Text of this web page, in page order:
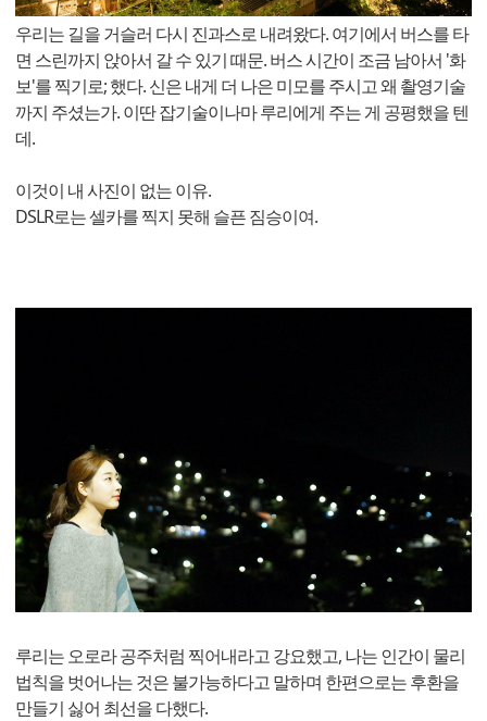
우리는 길을 거슬러 다시 진과스로 내려왔다. 여기에서 버스를 타
면 스린까지 앉아서 갈 수 있기 때문. 버스 시간이 조금 남아서 '화
보'를 찍기로; 했다. 신은 내게 더 나은 미모를 주시고 왜 촬영기술
까지 주셨는가. 이딴 잡기술이나마 루리에게 주는 게 공평했을 텐
데.
이것이 내 사진이 없는 이유.
DSLR로는 셀카를 찍지 못해 슬픈 짐승이여.
루리는 오로라 공주처럼 찍어내라고 강요했고, 나는 인간이 물리
법칙을 벗어나는 것은 불가능하다고 말하며 한편으로는 후환을
만들기 싫어 최선을 다했다.